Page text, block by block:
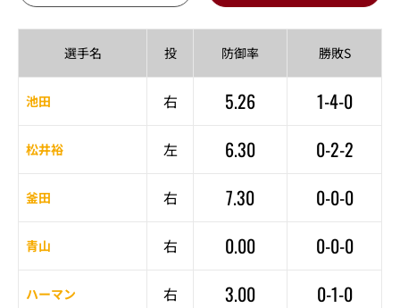
選手名 投 防御率 勝敗S
池田 右 5.26 1-4-0
松井裕 左 6.30 0-2-2
釜田 右 7.30 0-0-0
青山 右 0.00 0-0-0
ハーマン 右 3.00 0-1-0